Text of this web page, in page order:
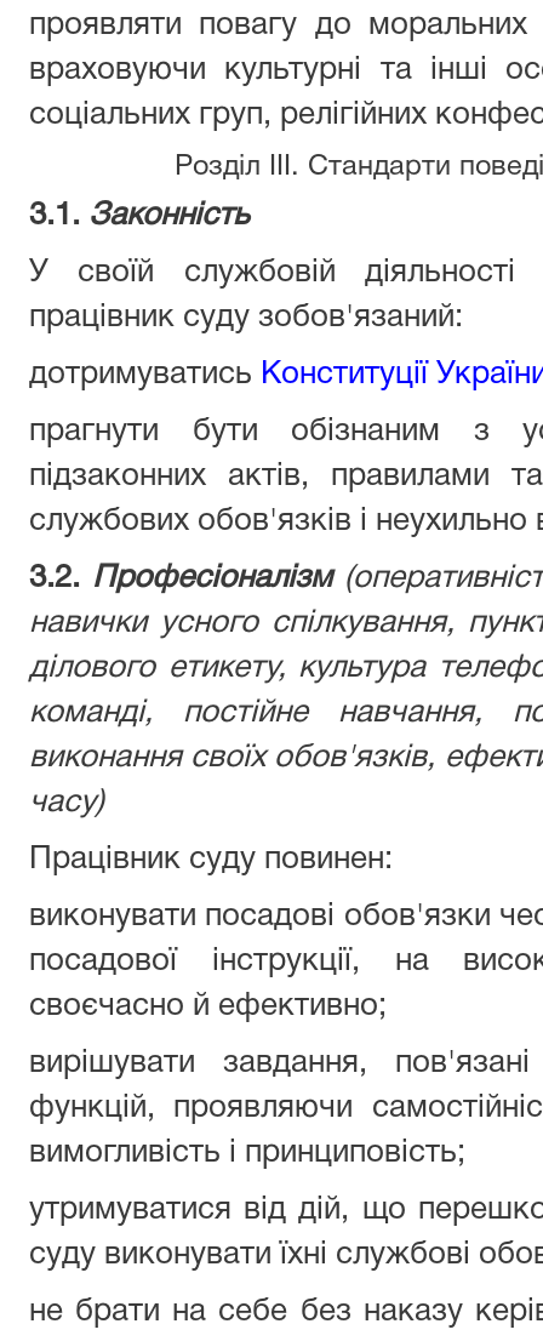
проявляти повагу до моральних
враховуючи культурні та інші
соціальних груп, релігійних
Розділ III. Стандарти
3.1. Законність
У своїй службовій
працівник суду зобов'язаний:
дотримуватись Конституції
прагнути бути обізнаним з
підзаконних актів, правилами
службових обов'язків і неухильно
3.2. Професіоналізм
навички усного спілкування,
ділового етикету, культура
команді, постійне навчання,
виконання своїх обов'язків,
часу)
Працівник суду повинен:
виконувати посадові обов'язки
посадової інструкції, на
своєчасно й ефективно;
вирішувати завдання,
функцій, проявляючи
вимогливість і принциповість;
утримуватися від дій, що
суду виконувати їхні службові
не брати на себе без наказу